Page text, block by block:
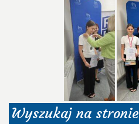
Wyszukaj na stronie